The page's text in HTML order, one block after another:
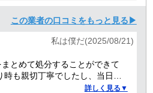
この業者の口コミをもっと見る▶
私は僕だ(2025/08/21)
とめて処分することができて
も親切丁寧でしたし、当日作
ちも礼儀正しく気持ちよく対応
詳しく見る▼